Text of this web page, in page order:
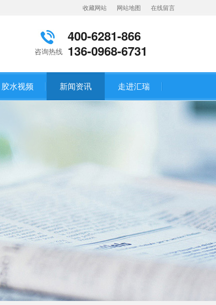
收藏网站 网站地图 在线留言
咨询热线
400-6281-866
136-0968-6731
胶水视频 新闻资讯 走进汇瑞